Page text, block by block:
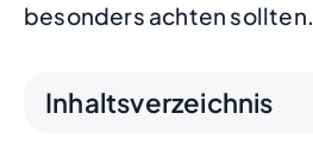
besonders achten sollten.
Inhaltsverzeichnis